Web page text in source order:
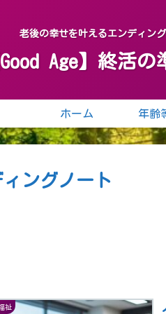
老後の幸せを叶えるエンディン
Good Age】終活
ホーム
ングノート
祉